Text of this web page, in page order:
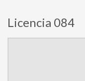
Licencia 084